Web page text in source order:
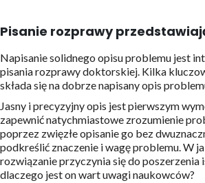
Pisanie rozprawy
Napisanie solidnego opisu problemu jest
pisania rozprawy doktorskiej. Kilka
składa się na dobrze napisany opis
Jasny i precyzyjny opis jest pierwszym
zapewnić natychmiastowe zrozumienie
poprzez zwięzłe opisanie go bez
podkreślić znaczenie i wagę problemu. W
rozwiązanie przyczynia się do poszerzenia
dlaczego jest on wart uwagi naukowców?